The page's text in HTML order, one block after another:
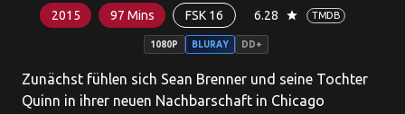
2015 97 Mins FSK 16 6.28 star TMDB
1080P BLURAY DD+
Zunächst fühlen sich Sean Brenner und seine Tochter
Quinn in ihrer neuen Nachbarschaft in Chicago